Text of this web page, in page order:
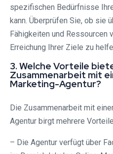
spezifischen Bedürfnisse
kann. Überprüfen Sie, ob sie
Fähigkeiten und Ressourcen
Erreichung Ihrer Ziele zu
3. Welche Vorteile
Zusammenarbeit mit
Marketing-Agentur?
Die Zusammenarbeit mit
Agentur birgt mehrere
– Die Agentur verfügt über